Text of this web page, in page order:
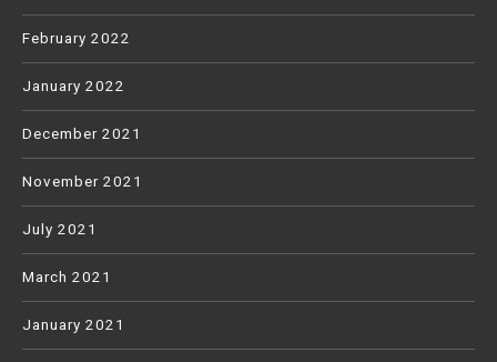
February 2022
January 2022
December 2021
November 2021
July 2021
March 2021
January 2021